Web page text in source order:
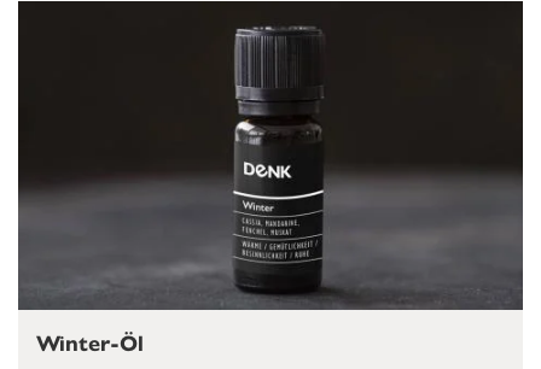
Winter-Öl